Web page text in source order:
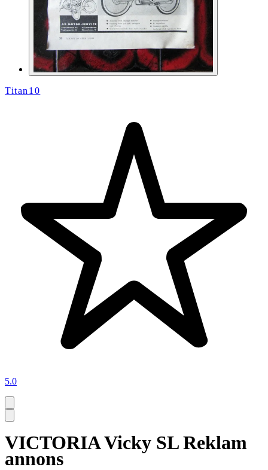
Titan10
5.0
VICTORIA Vicky SL Reklam
annons